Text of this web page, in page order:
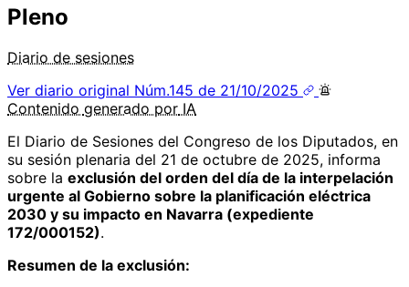
Pleno
Diario de sesiones
Ver diario original Núm.145 de 21/10/2025
Contenido generado por IA
El Diario de Sesiones del Congreso de los Diputados, en
su sesión plenaria del 21 de octubre de 2025, informa
sobre la exclusión del orden del día de la interpelación
urgente al Gobierno sobre la planificación eléctrica
2030 y su impacto en Navarra (expediente
172/000152).
Resumen de la exclusión: